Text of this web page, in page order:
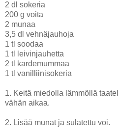
2 dl sokeria
200 g voita
2 munaa
3,5 dl vehnäjauhoja
1 tl soodaa
1 tl leivinjauhetta
2 tl kardemummaa
1 tl vanilliinisokeria
1. Keitä miedolla lämmöllä
vähän aikaa.
2. Lisää munat ja sulatettu voi.